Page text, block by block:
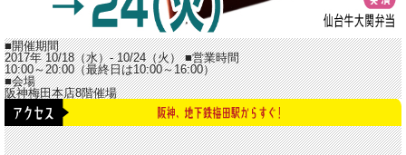
■開催期間
2017年 10/18（水）- 10/24（火）■営業時間
10:00～20:00（最終日は10:00～16:00）
■会場
阪神梅田本店8階催場